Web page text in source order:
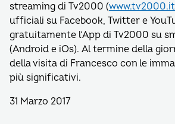
streaming di Tv2000 (
ufficiali su Facebook, Twitter e
gratuitamente l’App di Tv2000 su
(Android e iOs). Al termine della
della visita di Francesco con le
più significativi.
31 Marzo 2017